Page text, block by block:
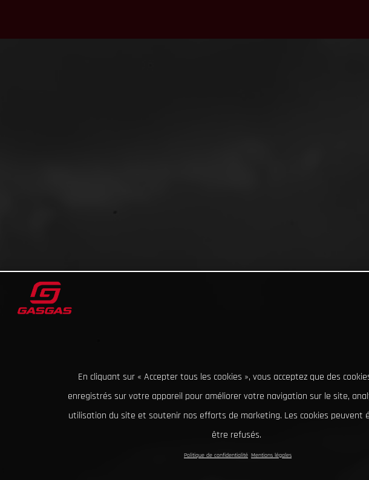
En cliquant sur « Accepter tous les cookies », vous acceptez que des
enregistrés sur votre appareil pour améliorer votre navigation sur le site,
utilisation du site et soutenir nos efforts de marketing. Les cookies peuvent
être refusés.
Politique de confidentialité Mentions légales